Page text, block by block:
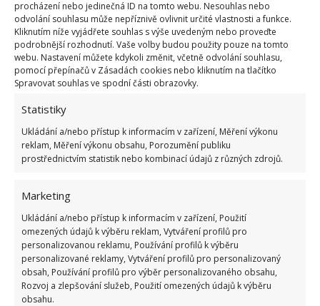
procházení nebo jedinečná ID na tomto webu. Nesouhlas nebo
odvolání souhlasu může nepříznivě ovlivnit určité vlastnosti a funkce.
Kliknutím níže vyjádřete souhlas s výše uvedeným nebo proveďte
podrobnější rozhodnutí. Vaše volby budou použity pouze na tomto
webu. Nastavení můžete kdykoli změnit, včetně odvolání souhlasu,
pomocí přepínačů v Zásadách cookies nebo kliknutím na tlačítko
Spravovat souhlas ve spodní části obrazovky.
Statistiky
Ukládání a/nebo přístup k informacím v zařízení, Měření výkonu
reklam, Měření výkonu obsahu, Porozumění publiku
prostřednictvím statistik nebo kombinací údajů z různých zdrojů.
Marketing
Ukládání a/nebo přístup k informacím v zařízení, Použití
omezených údajů k výběru reklam, Vytváření profilů pro
personalizovanou reklamu, Používání profilů k výběru
personalizované reklamy, Vytváření profilů pro personalizovaný
obsah, Používání profilů pro výběr personalizovaného obsahu,
Rozvoj a zlepšování služeb, Použití omezených údajů k výběru
obsahu.
citronu a sklenice pevně uzavřete víkem. Jakmile
máte hotovo, pořádně se sklenicí zatřepejte,aby se
všechny suroviny uvnitř nádoby důkladně
promíchaly. Takto je možné česnek uchovávat až po
Jednotlivé stroužky tak budete mít připravené vždy
po ruce, aniž byste následně ztráceli čas jejich
loupáním. Jakmile tento způsob jednou vyzkoušíte,
Zdroj:Recettes Plat